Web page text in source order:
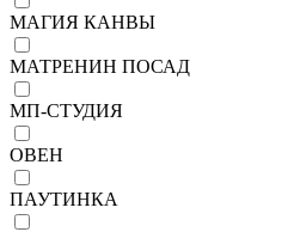
МАГИЯ КАНВЫ
МАТРЕНИН ПОСАД
МП-СТУДИЯ
ОВЕН
ПАУТИНКА